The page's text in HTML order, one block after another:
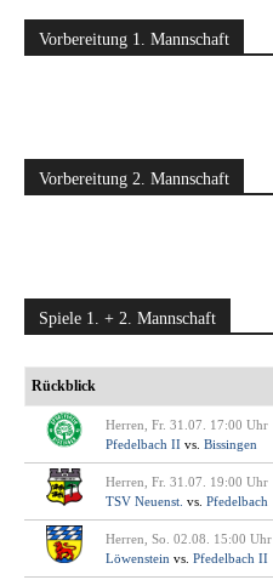
Vorbereitung 1. Mannschaft
Vorbereitung 2. Mannschaft
Spiele 1. + 2. Mannschaft
Rückblick
Herren, Fr. 31.07. 17:00 Uhr
Pfedelbach II vs. Bissingen
Herren, Fr. 31.07. 19:00 Uhr
TSV Neuenst. vs. Pfedelbach
Herren, So. 02.08. 15:00 Uhr
Löwenstein vs. Pfedelbach II